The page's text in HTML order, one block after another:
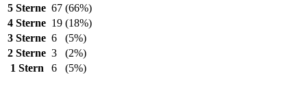
5 Sterne 67 (66%)
4 Sterne 19 (18%)
3 Sterne 6
(5%)
2 Sterne 3
(2%)
1 Stern
6 (5%)